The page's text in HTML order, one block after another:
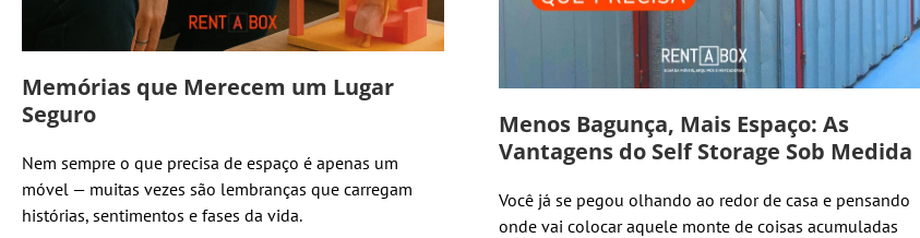
Memórias que Merecem um Lugar
Seguro
Nem sempre o que precisa de espaço é apenas um
móvel — muitas vezes são lembranças que carregam
histórias, sentimentos e fases da vida.
Menos Bagunça, Mais Espaço: As
Vantagens do Self Storage Sob Medida
Você já se pegou olhando ao redor de casa e pensando
onde vai colocar aquele monte de coisas acumuladas